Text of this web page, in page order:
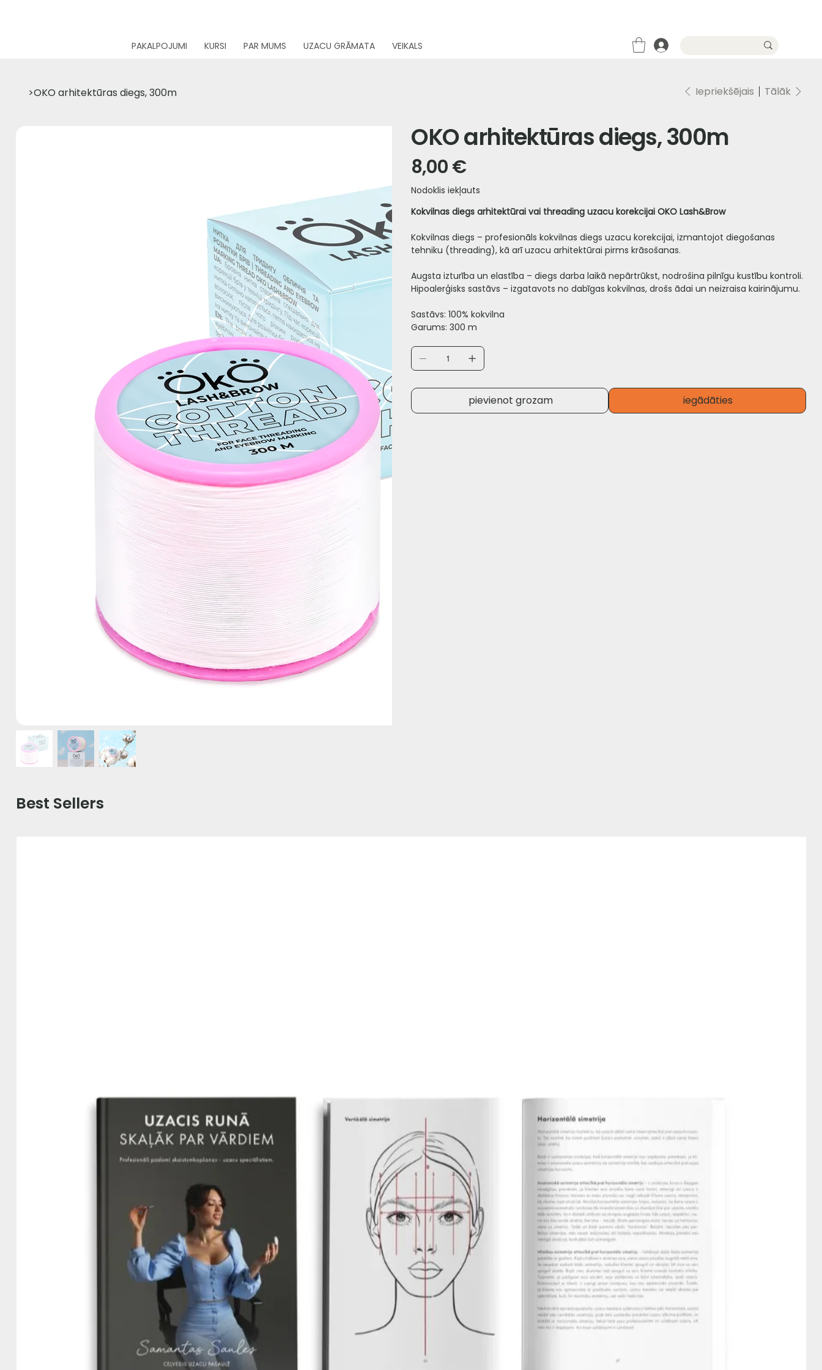
PAKALPOJUMI KURSI PAR MUMS UZACU GRĀMATA VEIKALS
>OKO arhitektūras diegs, 300m Iepriekšējais Tālāk
OKO arhitektūras diegs, 300m
Cena
8,00 €
Nodoklis iekļauts
Kokvilnas diegs arhitektūrai vai threading uzacu korekcijai OKO Lash&Brow
Kokvilnas diegs – profesionāls kokvilnas diegs uzacu korekcijai, izmantojot diegošanas
tehniku (threading), kā arī uzacu arhitektūrai pirms krāsošanas.
Augsta izturība un elastība – diegs darba laikā nepārtrūkst, nodrošina pilnīgu kustību kontroli.
Hipoalerģisks sastāvs – izgatavots no dabīgas kokvilnas, drošs ādai un neizraisa kairinājumu.
Sastāvs: 100% kokvilna
Garums: 300 m
pievienot grozam iegādāties
Best Sellers